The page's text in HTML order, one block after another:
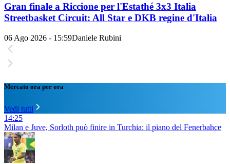
Gran finale a Riccione per l'Estathé 3x3 Italia
Streetbasket Circuit: All Star e DKB regine d'Italia
06 Ago 2026 - 15:59Daniele Rubini
Mercato ora per ora
Vedi tutti
14:25
Milan e Juve, Sorloth può finire in Turchia: il piano del Fenerbahce